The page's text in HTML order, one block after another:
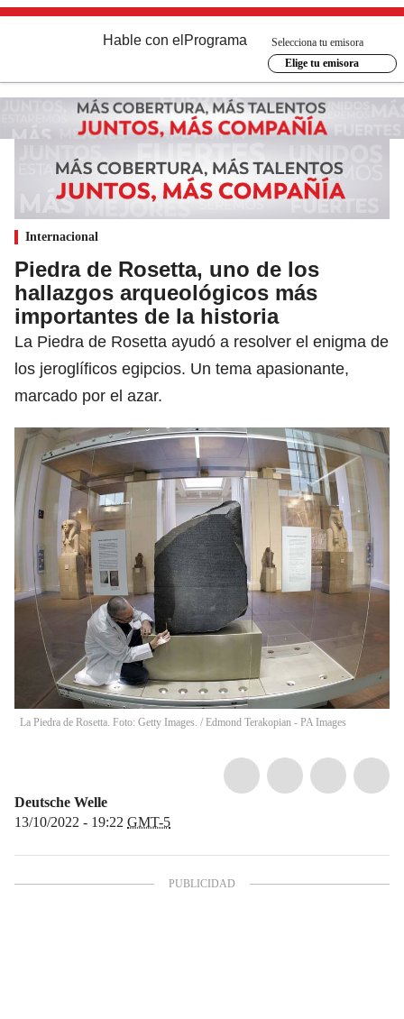
Hable con el Programa
Selecciona tu emisora
Elige tu emisora
Internacional
Piedra de Rosetta, uno de los
hallazgos arqueológicos más
importantes de la historia
La Piedra de Rosetta ayudó a resolver el enigma de
los jeroglíficos egipcios. Un tema apasionante,
marcado por el azar.
La Piedra de Rosetta. Foto: Getty Images. / Edmond Terakopian - PA Images
Deutsche Welle
13/10/2022 - 19:22 GMT-5